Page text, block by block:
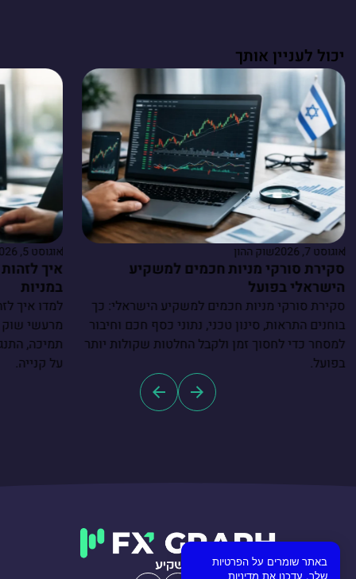
יכול לעניין אותך
אוגוסט 7, 2026 שוק ההון
סקירת סורקי מניות חכמים למשקיע
הישראלי בפועל
סקירת סורקי מניות חכמים למשקיע הישראלי: כך
בוחנים התראות, סינון טכני, נתוני כסף חכם וחיבור
למסחר כדי לחסוך זמן ולקבל החלטות שקולות יותר
בפועל.
אוגוסט 5, 2026
איך
במניות
למדו איך
מרעשי שוק
תמיכה,
על קנייה.
באתר שומרים על הפרטיות
שלך. עדכנו את מדיניות